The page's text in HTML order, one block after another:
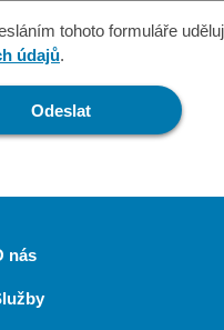
tohoto formuláře
údajů.
nás